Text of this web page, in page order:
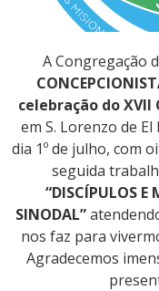
A Congregação
celebração do
em S. Lorenzo de
dia 1º de julho, com
seguida
“DISCÍPULOS
SINODAL”
nos faz para
Agradecemos